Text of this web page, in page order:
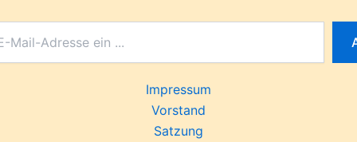
Impressum
Vorstand
Satzung